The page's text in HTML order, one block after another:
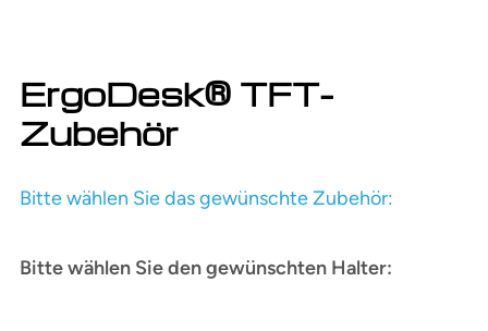
ErgoDesk® TFT-
Zubehör
Bitte wählen Sie das gewünschte Zubehör:
Bitte wählen Sie den gewünschten Halter: